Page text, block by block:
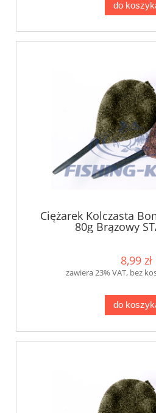
do
Ciężarek Kolczasta
80g Brązowy
8,99 zł
zawiera 23% VAT, bez
do